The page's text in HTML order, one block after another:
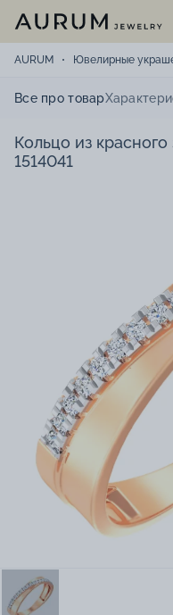
AURUM Ювелирные
Все про товар
Кольцо из
1514041